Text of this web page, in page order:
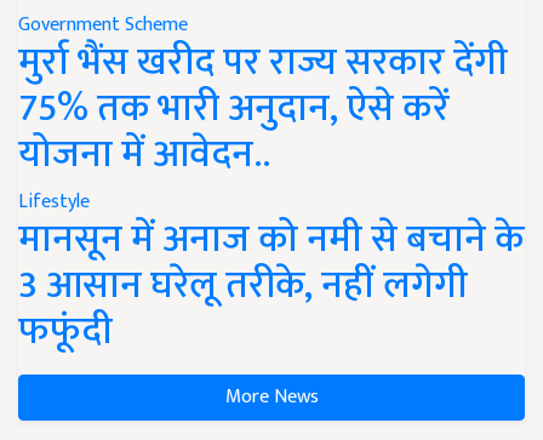
Government Scheme
मुर्रा भैंस खरीद पर राज्य सरकार देंगी
75% तक भारी अनुदान, ऐसे करें
योजना में आवेदन..
Lifestyle
मानसून में अनाज को नमी से बचाने के
3 आसान घरेलू तरीके, नहीं लगेगी
फफूंदी
More News